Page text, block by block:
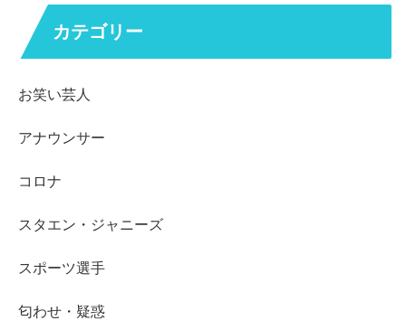
カテゴリー
お笑い芸人
アナウンサー
コロナ
スタエン・ジャニーズ
スポーツ選手
匂わせ・疑惑